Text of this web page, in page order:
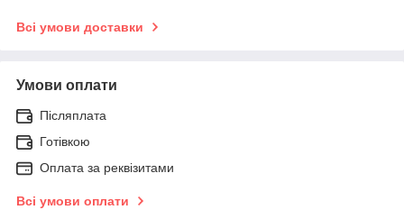
Всі умови доставки
Умови оплати
Післяплата
Готівкою
Оплата за реквізитами
Всі умови оплати